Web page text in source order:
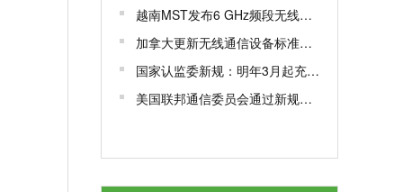
越南MST发布6 GHz频段无线接入设备
加拿大更新无线通信设备标准，新增重要频谱资源
国家认监委新规：明年3月起充电宝等产品须加施CCC追溯二维码
美国联邦通信委员会通过新规，要求许可证持有者申报外国对手控制情况